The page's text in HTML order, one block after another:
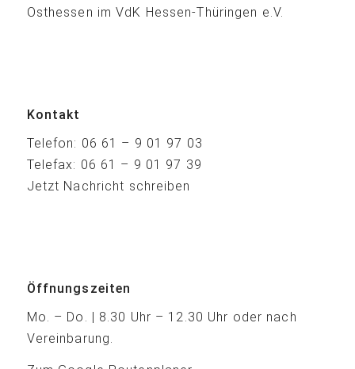
Osthessen im VdK Hessen-Thüringen e.V.
Kontakt
Telefon: 06 61 – 9 01 97 03
Telefax: 06 61 – 9 01 97 39
Jetzt Nachricht schreiben
Öffnungszeiten
Mo. – Do. | 8.30 Uhr – 12.30 Uhr oder nach
Vereinbarung.